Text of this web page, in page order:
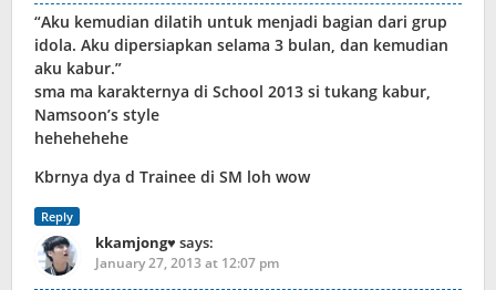
“Aku kemudian dilatih untuk menjadi bagian dari grup
idola. Aku dipersiapkan selama 3 bulan, dan kemudian
aku kabur.”
sma ma karakternya di School 2013 si tukang kabur,
Namsoon’s style
hehehehehe
Kbrnya dya d Trainee di SM loh wow
Reply
kkamjong♥ says:
January 27, 2013 at 12:07 pm